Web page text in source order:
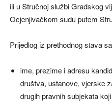
ili u Stručnoj službi Gradskog
Ocjenjivačkom sudu putem
Prijedlog iz prethodnog stava
ime, prezime i adresu
društva, ustanove, vjerske
drugih pravnih subjekata